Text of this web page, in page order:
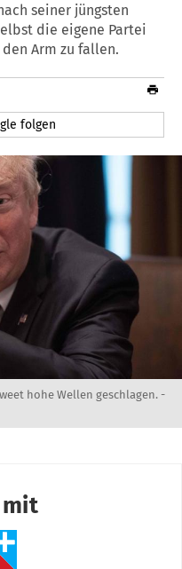
seiner jüngsten
die eigene Partei
Arm zu fallen.
folgen
hohe Wellen geschlagen. -